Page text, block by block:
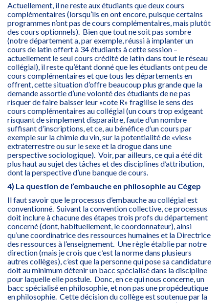
Actuellement, il ne reste aux étudiants que deux cours
complémentaires (lorsqu’ils en ont encore, puisque certains
programmes n’ont pas de cours complémentaires, mais plutôt
des cours optionnels). Bien que tout ne soit pas sombre
(notre département a, par exemple, réussi à implanter un
cours de latin offert à 34 étudiants à cette session –
actuellement le seul cours crédité de latin dans tout le réseau
collégial), il reste qu’étant donné que les étudiants ont peu de
cours complémentaires et que tous les départements en
offrent, cette situation d’offre beaucoup plus grande que la
demande assortie d’une volonté des étudiants de ne pas
risquer de faire baisser leur «cote R» fragilise le sens des
cours complémentaires au collégial (un cours trop exigeant
risquant de simplement disparaître, faute d’un nombre
suffisant d’inscriptions, et ce, au bénéfice d’un cours par
exemple sur la chimie du vin, sur la potentialité de «vies»
extraterrestre ou sur le sexe et la drogue dans une
perspective sociologique). Voir, par ailleurs, ce qui a été dit
plus haut au sujet des tâches et des disciplines d’attribution,
dont la perspective d’une banque de cours.
4) La question de l’embauche en philosophie au Cégep
Il faut savoir que le processus d’embauche au collégial est
conventionné. Suivant la convention collective, ce processus
doit inclure à chacune des étapes trois profs du département
concerné (dont, habituellement, le coordonnateur), ainsi
qu’une coordinatrice des ressources humaines et la Directrice
des ressources à l’enseignement. Une règle établie par notre
direction (mais je crois que c’est la norme dans plusieurs
autres collèges), c’est que la personne qui pose sa candidature
doit au minimum détenir un bacc spécialisé dans la discipline
pour laquelle elle postule. Donc, en ce qui nous concerne, un
bacc spécialisé en philosophie, et non pas une propédeutique
en philosophie. Cette décision du collège est soutenue par la